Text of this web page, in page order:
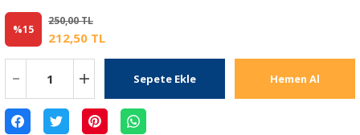
%15
250,00 TL
212,50 TL
Sepete Ekle Hemen Al